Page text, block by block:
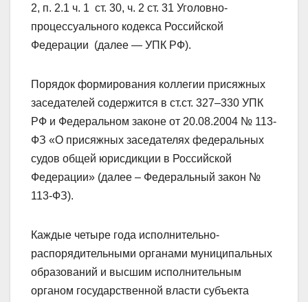
2, п. 2.1 ч. 1 ст. 30, ч. 2 ст. 31 Уголовно-
процессуального кодекса Российской
Федерации (далее — УПК РФ).
Порядок формирования коллегии присяжных
заседателей содержится в ст.ст. 327–330 УПК
РФ и Федеральном законе от 20.08.2004 № 113-
ФЗ «О присяжных заседателях федеральных
судов общей юрисдикции в Российской
Федерации» (далее – Федеральный закон №
113-ФЗ).
Каждые четыре года исполнительно-
распорядительными органами муниципальных
образований и высшим исполнительным
органом государственной власти субъекта